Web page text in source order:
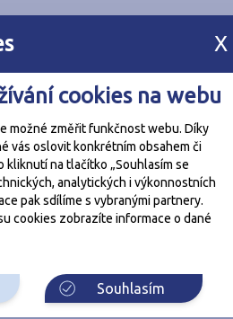
X
cookies na webu
možné změřit funkčnost webu. Díky
vás oslovit konkrétním obsahem či
kliknutí na tlačítko „Souhlasím se
analytických i výkonnostních
pak sdílíme s vybranými partnery.
cookies zobrazíte informace o dané
Souhlasím
společenského, sportovního a
dostupností do centra.
místem pro trávení
zastávka autobusu je